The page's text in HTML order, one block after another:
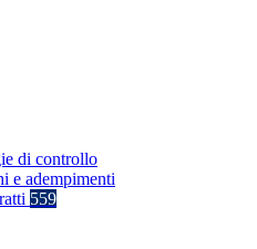
di controllo
e adempimenti
559